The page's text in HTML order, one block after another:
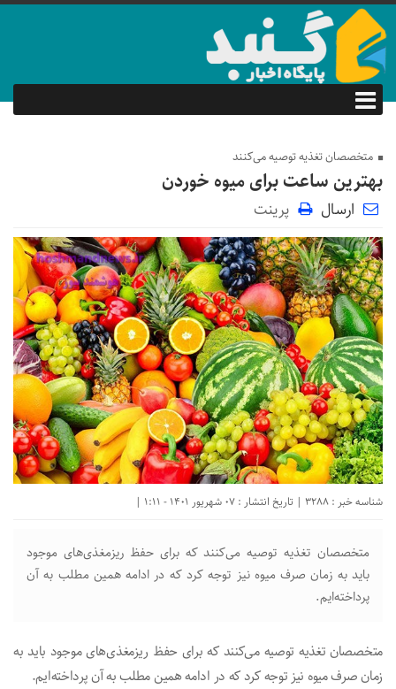
متخصصان تغذیه توصیه می‌کنند
بهترین ساعت برای میوه خوردن
ارسال پرینت
شناسه خبر : 3288 | تاریخ انتشار : 07 شهریور 1401 - 1:11 |
متخصصان تغذیه توصیه می‌کنند که برای حفظ ریزمغذی‌های موجود
باید به زمان صرف میوه نیز توجه کرد که در ادامه همین مطلب به آن
پرداخته‌ایم.
متخصصان تغذیه توصیه می‌کنند که برای حفظ ریزمغذی‌های موجود باید به
زمان صرف میوه نیز توجه کرد که در ادامه همین مطلب به آن پرداخته‌ایم.